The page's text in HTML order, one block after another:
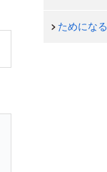
ためになる